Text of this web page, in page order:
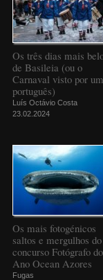
Os três dias mais
de Basileia (ou o
Carnaval visto por um
português)
Luís Octávio Costa
23.02.2024
Os mais fotogénicos
saltos e mergulhos do
concurso Fotógrafo do
Ano Ocean Azores
Fugas